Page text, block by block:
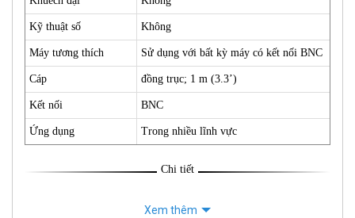
Kỹ thuật số Không
Máy tương thích Sử dụng với bất kỳ máy có kết nối BNC
Cáp đồng trục; 1 m (3.3’)
Kết nối BNC
Ứng dụng Trong nhiều lĩnh vực
Chi tiết
Xem thêm